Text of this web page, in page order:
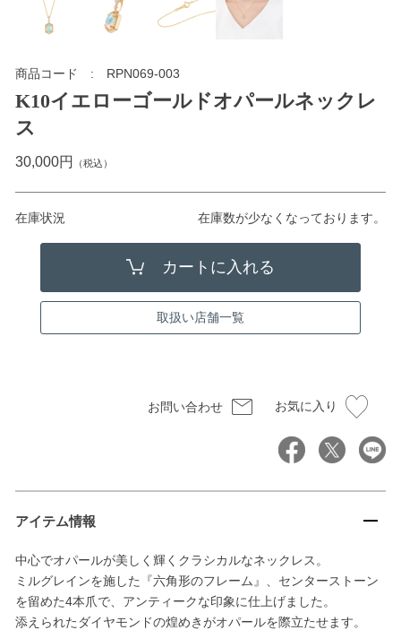
商品コード RPN069-003
K10イエローゴールドオパールネックレ
ス
30,000円 （税込）
在庫状況 在庫数が少なくなっております。
取扱い店舗一覧
お問い合わせ お気に入り
アイテム情報
中心でオパールが美しく輝くクラシカルなネックレス。
ミルグレインを施した『六角形のフレーム』、センターストーン
を留めた4本爪で、アンティークな印象に仕上げました。
添えられたダイヤモンドの煌めきがオパールを際立たせます。